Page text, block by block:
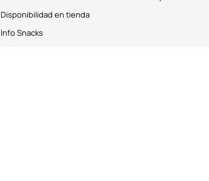
Disponibilidad en tienda
Info Snacks